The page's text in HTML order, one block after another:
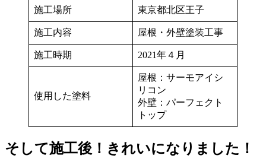
施工場所 東京都北区王子
施工内容 屋根・外壁塗装工事
施工時期 2021年４月
使用した塗料
屋根：サーモアイシ
リコン
外壁：パーフェクト
トップ
そして施工後！きれいになりました！